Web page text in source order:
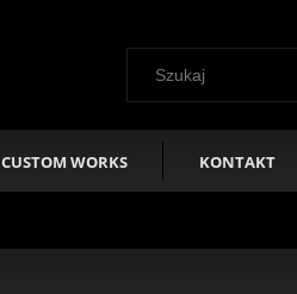
CUSTOM WORKS KONTAKT